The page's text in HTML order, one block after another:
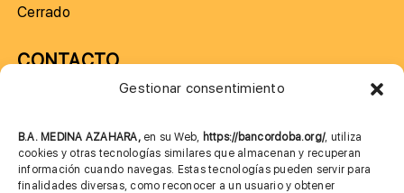
Gestionar consentimiento
B.A. MEDINA AZAHARA, en su Web, https://bancordoba.org/, utiliza
cookies y otras tecnologías similares que almacenan y recuperan
información cuando navegas. Estas tecnologías pueden servir para
finalidades diversas, como reconocer a un usuario y obtener
Cerrado
CONTACTO
685 901 226